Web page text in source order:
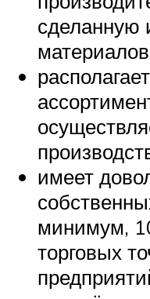
сделанную
имеет
минимум,
торговых